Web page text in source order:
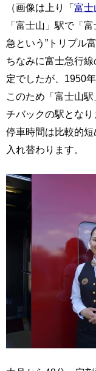
（画像は上り「富士
「富士山」駅で「
急という”トリプル富
ちなみに富士急行
定でしたが、1950
このため「富士山
チバックの駅となり
停車時間は比較的
入れ替わります。